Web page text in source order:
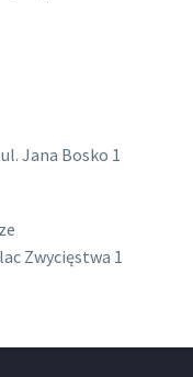
Jana Bosko 1
Zwycięstwa 1